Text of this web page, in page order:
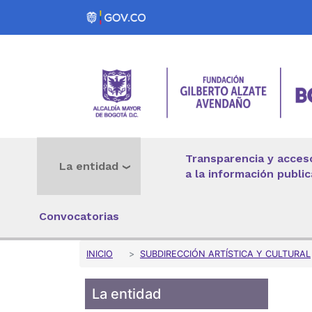
Pasar al contenido principal
La entidad
Transparencia y
a la información
Convocatorias
Sobrescribir enlaces
INICIO SUBDIRECCIÓN ARTÍSTICA Y CULTURAL
La entidad